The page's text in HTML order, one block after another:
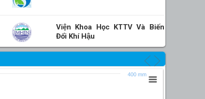
Viện Khoa Học KTTV Và Biến
Đổi Khí Hậu
400 mm